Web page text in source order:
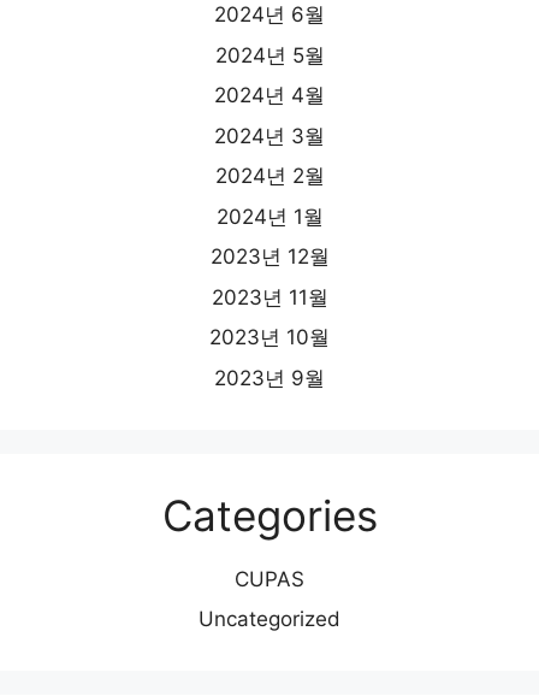
2024년 6월
2024년 5월
2024년 4월
2024년 3월
2024년 2월
2024년 1월
2023년 12월
2023년 11월
2023년 10월
2023년 9월
Categories
CUPAS
Uncategorized